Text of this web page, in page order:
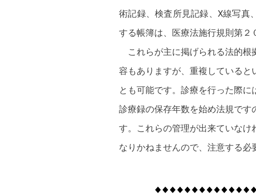
術記録、検査所見記録、X線写真
する帳簿は、医療法施行規則第２
これらが主に掲げられる法的根
容もありますが、重複していると
とも可能です。診療を行った際
診療録の保存年数を始め法規です
す。これらの管理が出来ていなけ
なりかねませんので、注意する必